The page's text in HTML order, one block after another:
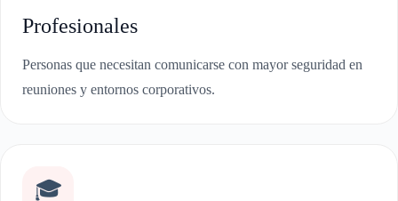
Profesionales
Personas que necesitan comunicarse con mayor seguridad en
reuniones y entornos corporativos.
🎓